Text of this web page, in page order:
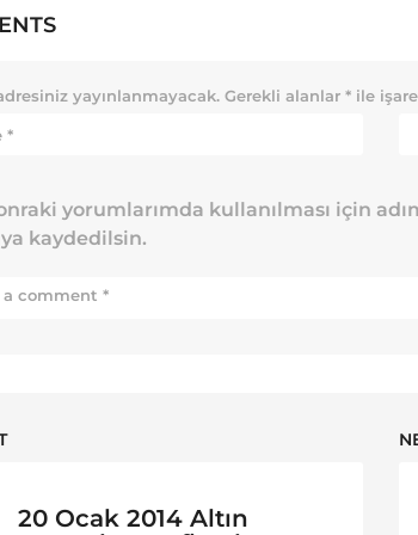
yayınlanmayacak. Gerekli alanlar * ile
yorumlarımda kullanılması için
kaydedilsin.
20 Ocak 2014 Altın